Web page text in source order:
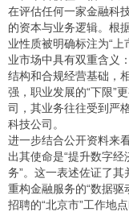
在评估任何一家金融科
的资本与业务逻辑。根
业性质被明确标注为“上
业市场中具有双重含义
结构和合规经营基础，
强，职业发展的“下限”
司，其业务往往受到严
科技公司。
进一步结合公开资料来
出其使命是“提升数字经
务”。这一表述佐证了
重构金融服务的“数据
招聘的“北京市”工作地